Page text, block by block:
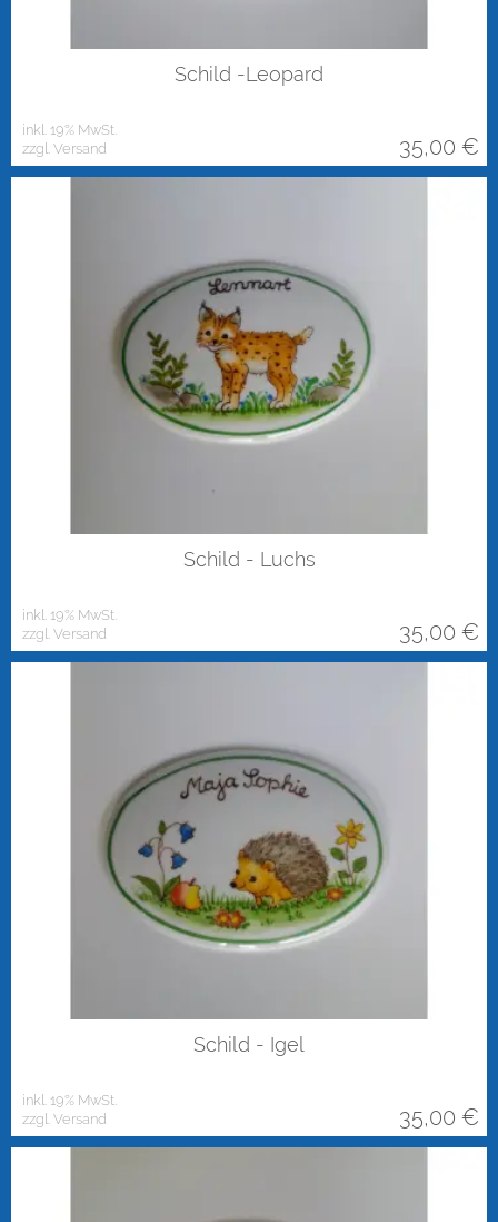
Schild -Leopard
inkl. 19% MwSt.
zzgl. Versand
35,00 €
Schild - Luchs
inkl. 19% MwSt.
zzgl. Versand
35,00 €
Schild - Igel
inkl. 19% MwSt.
zzgl. Versand
35,00 €